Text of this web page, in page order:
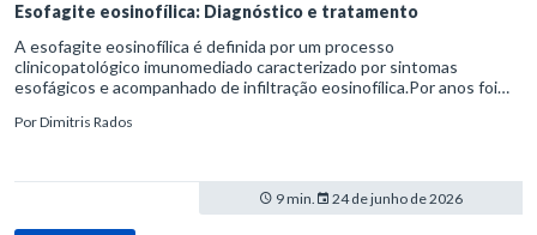
Esofagite eosinofílica: Diagnóstico e tratamento
A esofagite eosinofílica é definida por um processo
clinicopatológico imunomediado caracterizado por sintomas
esofágicos e acompanhado de infiltração eosinofílica.Por anos foi
refluxo gastr
PorDimitris Rados
9 min. 24 de junho de 2026